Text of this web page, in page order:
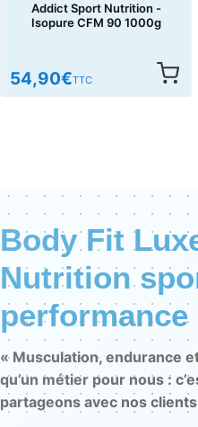
Addict Sport Nutrition -
Isopure CFM 90 1000g
54,90€TTC
Body Fit
Nutrition
performance
« Musculation, endurance
qu’un métier pour nous :
partageons avec nos